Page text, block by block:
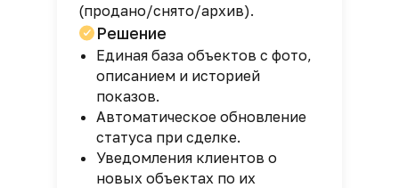
(продано/снято/архив).
Решение
Единая база объектов с фото,
описанием и историей
показов.
Автоматическое обновление
статуса при сделке.
Уведомления клиентов о
новых объектах по их